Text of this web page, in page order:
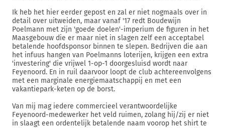
Ik heb het hier eerder gepost en zal er niet nogmaals over in
detail over uitweiden, maar vanaf '17 redt Boudewijn
Poelmann met zijn 'goede doelen'-imperium de figuren in het
Maasgebouw die er maar niet in slagen zelf een acceptabel
betalende hoofdsponsor binnen te slepen. Bedrijven die aan
het infuus hangen van Poelmanns loterijen, krijgen een extra
'investering' die vrijwel 1-op-1 doorgesluisd wordt naar
Feyenoord. En in ruil daarvoor loopt de club achtereenvolgens
met een marginale energiemaatschappij en met een
vakantiepark-keten op de borst.
Van mij mag iedere commercieel verantwoordelijke
Feyenoord-medewerker het veld ruimen, zolang hij/zij er niet
in slaagt een ordentelijk betalende naam voorop het shirt te